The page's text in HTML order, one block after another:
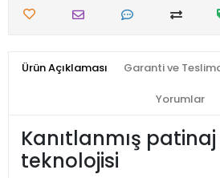
Ürün Açıklaması Garanti ve
Yorumlar
Kanıtlanmış patinaj
teknolojisi